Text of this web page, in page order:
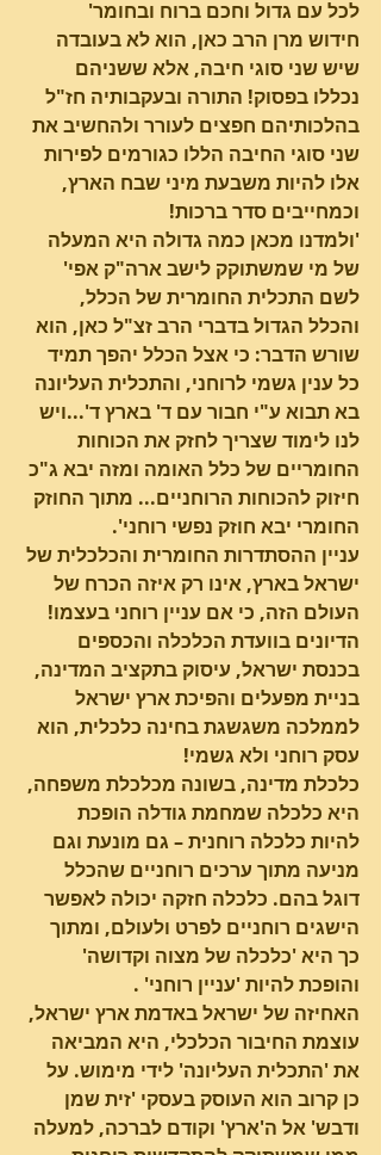
לכל עם גדול וחכם ברוח ובחומר'
חידוש מרן הרב כאן, הוא לא בעובדה
שיש שני סוגי חיבה, אלא ששניהם
נכללו בפסוק! התורה ובעקבותיה חז"ל
בהלכותיהם חפצים לעורר ולהחשיב את
שני סוגי החיבה הללו כגורמים לפירות
אלו להיות משבעת מיני שבח הארץ,
וכמחייבים סדר ברכות!
'ולמדנו מכאן כמה גדולה היא המעלה
של מי שמשתוקק לישב ארה"ק אפי'
לשם התכלית החומרית של הכלל,
והכלל הגדול בדברי הרב זצ"ל כאן, הוא
שורש הדבר: כי אצל הכלל יהפך תמיד
כל ענין גשמי לרוחני, והתכלית העליונה
בא תבוא ע"י חבור עם ד' בארץ ד'...ויש
לנו לימוד שצריך לחזק את הכוחות
החומריים של כלל האומה ומזה יבא ג"כ
חיזוק להכוחות הרוחניים... מתוך החוזק
החומרי יבא חוזק נפשי רוחני'.
עניין ההסתדרות החומרית והכלכלית של
ישראל בארץ, אינו רק איזה הכרח של
העולם הזה, כי אם עניין רוחני בעצמו!
הדיונים בוועדת הכלכלה והכספים
בכנסת ישראל, עיסוק בתקציב המדינה,
בניית מפעלים והפיכת ארץ ישראל
לממלכה משגשגת בחינה כלכלית, הוא
עסק רוחני ולא גשמי!
כלכלת מדינה, בשונה מכלכלת משפחה,
היא כלכלה שמחמת גודלה הופכת
להיות כלכלה רוחנית – גם מונעת וגם
מניעה מתוך ערכים רוחניים שהכלל
דוגל בהם. כלכלה חזקה יכולה לאפשר
הישגים רוחניים לפרט ולעולם, ומתוך
כך היא 'כלכלה של מצוה וקדושה'
והופכת להיות 'עניין רוחני' .
האחיזה של ישראל באדמת ארץ ישראל,
עוצמת החיבור הכלכלי, היא המביאה
את 'התכלית העליונה' לידי מימוש. על
כן קרוב הוא העוסק בעסקי 'זית שמן
ודבש' אל ה'ארץ' וקודם לברכה, למעלה